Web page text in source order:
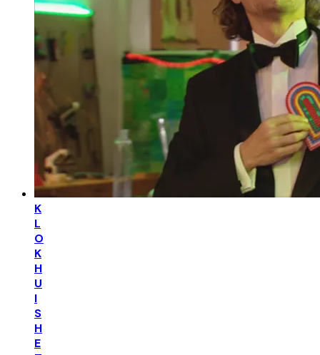
K
L
O
K
H
U
I
S
H
E